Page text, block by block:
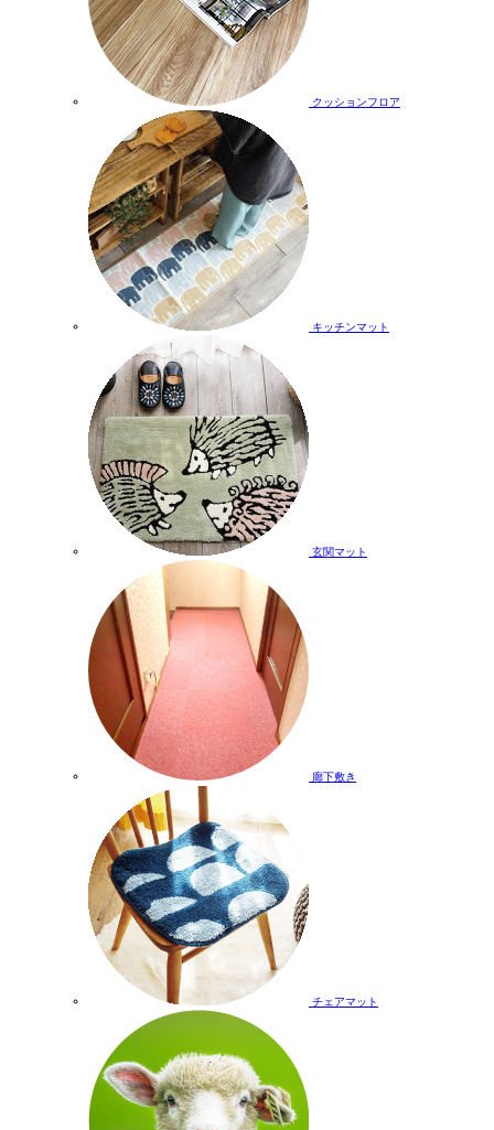
クッションフロア
キッチンマット
玄関マット
廊下敷き
チェアマット